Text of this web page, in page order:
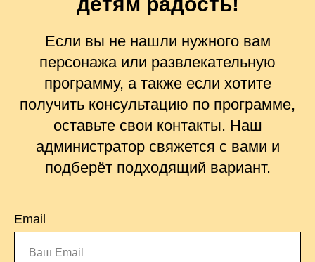
Если вы не нашли нужного вам
персонажа или развлекательную
программу, а также если хотите
получить консультацию по программе,
оставьте свои контакты. Наш
администратор свяжется с вами и
подберёт подходящий вариант.
Email